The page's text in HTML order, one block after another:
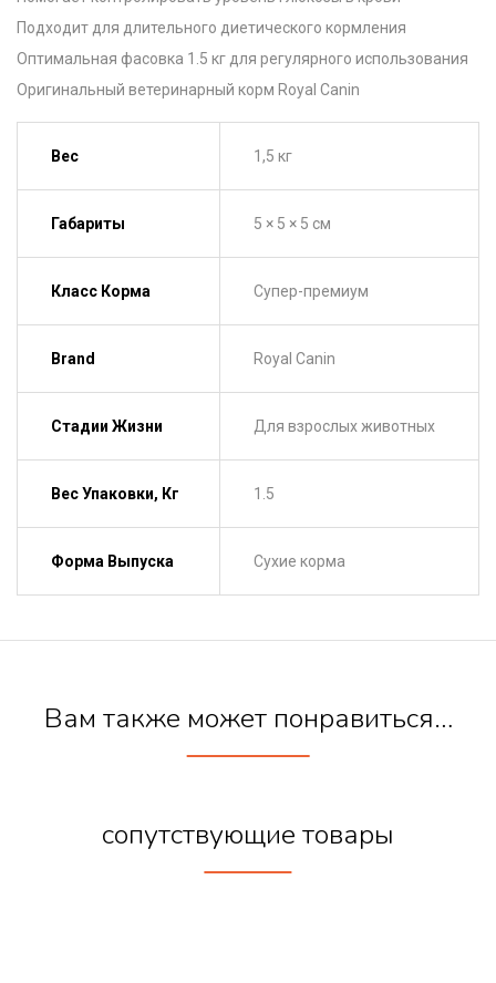
Подходит для длительного диетического кормления
Оптимальная фасовка 1.5 кг для регулярного использования
Оригинальный ветеринарный корм Royal Canin
Вес 1,5 кг
Габариты 5 × 5 × 5 см
Класс Корма Супер-премиум
Brand Royal Canin
Стадии Жизни Для взрослых животных
Вес Упаковки, Кг 1.5
Форма Выпуска Сухие корма
Вам также может понравиться…
сопутствующие товары